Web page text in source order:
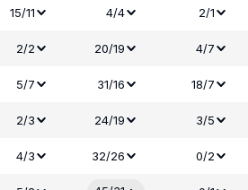
15/11 4/4 2/1
2/2 20/19 4/7
5/7 31/16 18/7
2/3 24/19 3/5
4/3 32/26 0/2